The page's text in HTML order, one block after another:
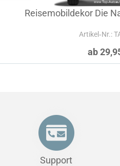
Reisemobildekor Die
Artikel‑Nr.:
ab
Support